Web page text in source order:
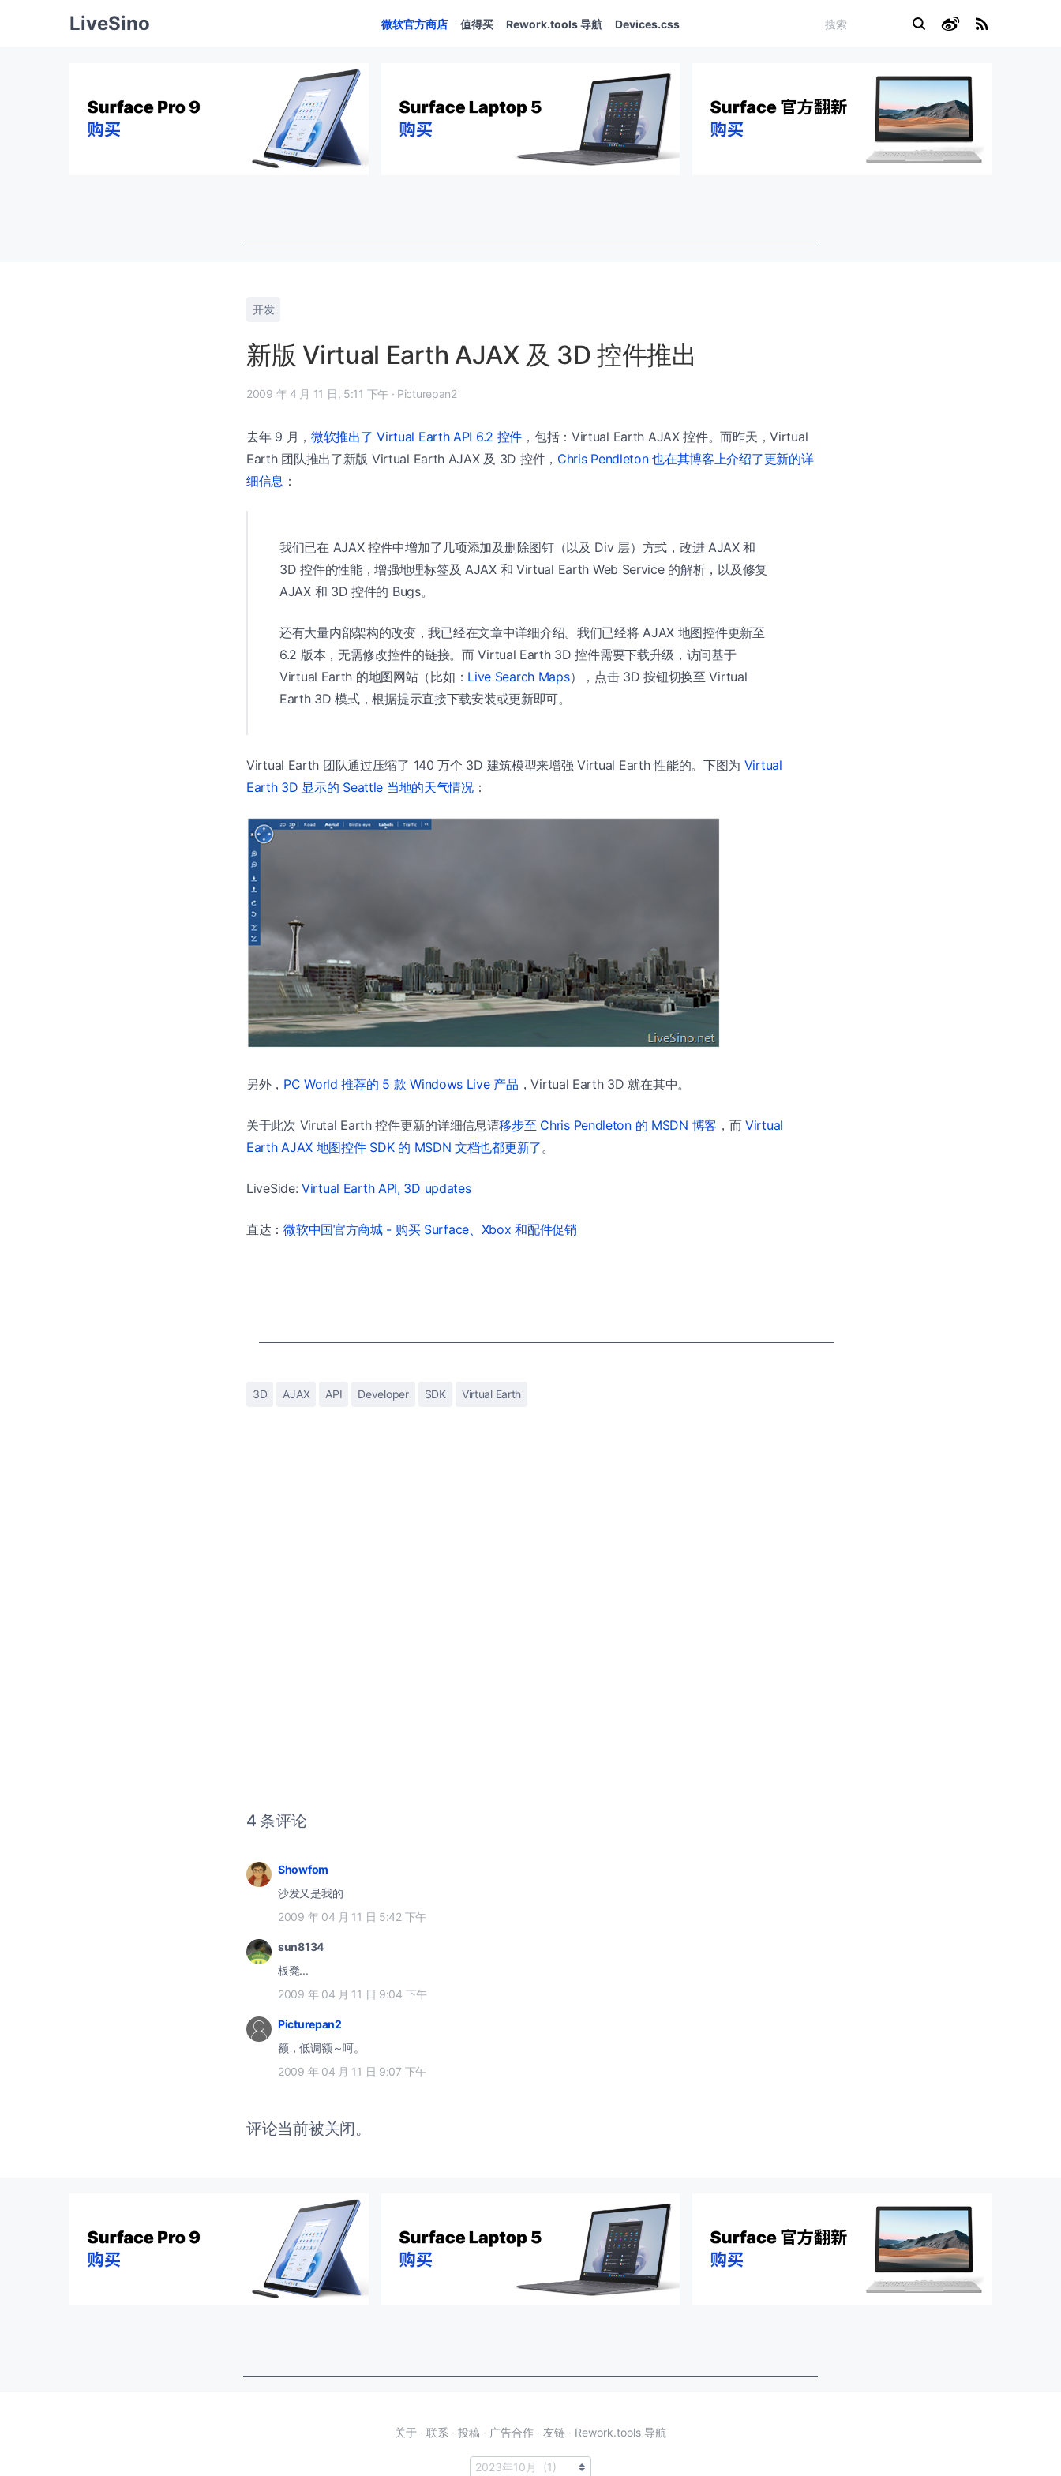
LiveSino 微软官方商店 值得买 Rework.tools 导航 Devices.css
开发
新版 Virtual Earth AJAX 及 3D 控件推出
2009 年 4 月 11 日, 5:11 下午 · Picturepan2
去年 9 月， 微软推出了 Virtual Earth API 6.2 控件 ，包括：Virtual Earth AJAX 控件。而昨天，Virtual
Earth 团队推出了新版 Virtual Earth AJAX 及 3D 控件， Chris Pendleton 也在其博客上介绍了更新的详
细信息 ：
我们已在 AJAX 控件中增加了几项添加及删除图钉（以及 Div 层）方式，改进 AJAX 和
3D 控件的性能，增强地理标签及 AJAX 和 Virtual Earth Web Service 的解析，以及修复
AJAX 和 3D 控件的 Bugs。
还有大量内部架构的改变，我已经在文章中详细介绍。我们已经将 AJAX 地图控件更新至
6.2 版本，无需修改控件的链接。而 Virtual Earth 3D 控件需要下载升级，访问基于
Virtual Earth 的地图网站（比如： Live Search Maps），点击 3D 按钮切换至 Virtual
Earth 3D 模式，根据提示直接下载安装或更新即可。
Virtual Earth 团队通过压缩了 140 万个 3D 建筑模型来增强 Virtual Earth 性能的。下图为 Virtual
Earth 3D 显示的 Seattle 当地的天气情况：
另外， PC World 推荐的 5 款 Windows Live 产品 ，Virtual Earth 3D 就在其中。
关于此次 Virutal Earth 控件更新的详细信息请移步至 Chris Pendleton 的 MSDN 博客 ，而Virtual
Earth AJAX 地图控件 SDK 的 MSDN 文档也都更新了 。
LiveSide:Virtual Earth API, 3D updates
直达：微软中国官方商城 - 购买 Surface、Xbox 和配件促销
3D AJAX API Developer SDK Virtual Earth
4 条评论
Showfom
沙发又是我的
2009 年 04 月 11 日 5:42 下午
sun8134
板凳...
2009 年 04 月 11 日 9:04 下午
Picturepan2
额，低调额～呵。
2009 年 04 月 11 日 9:07 下午
评论当前被关闭。
关于 · 联系 · 投稿 · 广告合作 · 友链 · Rework.tools 导航